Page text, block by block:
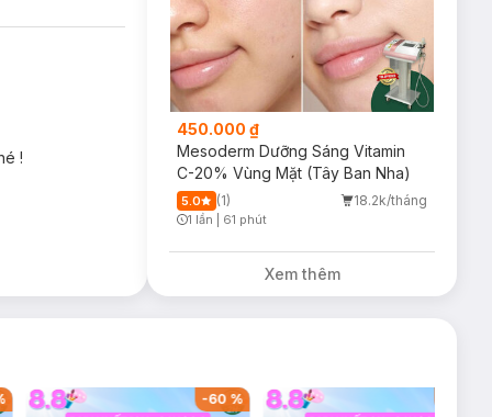
có cảm giác
!
450.000 ₫
Mesoderm Dưỡng Sáng Vitamin
C-20% Vùng Mặt (Tây Ban Nha)
5.0 (1) 18.2k/tháng
1 lần 61 phút
Xem thêm
-60 %